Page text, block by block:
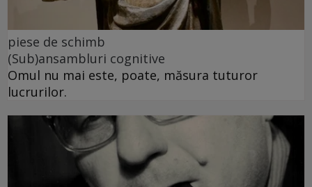
piese de schimb
(Sub)ansambluri cognitive
Omul nu mai este, poate, măsura tuturor
lucrurilor.